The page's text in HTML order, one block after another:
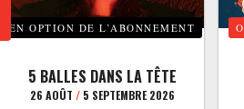
EN OPTION DE L’ABONNEMENT
5 BALLES DANS LA TÊTE
26 AOÛT /5 SEPTEMBRE 2026